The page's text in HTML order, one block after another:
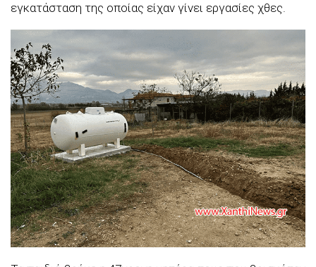
εγκατάσταση της οποίας είχαν γίνει εργασίες χθες.